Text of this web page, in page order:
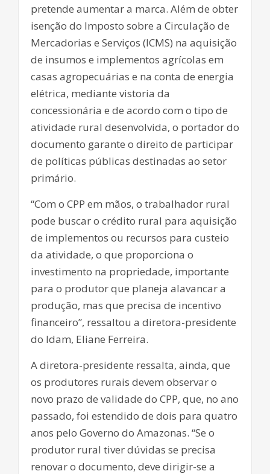
pretende aumentar a marca. Além de obter
isenção do Imposto sobre a Circulação de
Mercadorias e Serviços (ICMS) na aquisição
de insumos e implementos agrícolas em
casas agropecuárias e na conta de energia
elétrica, mediante vistoria da
concessionária e de acordo com o tipo de
atividade rural desenvolvida, o portador do
documento garante o direito de participar
de políticas públicas destinadas ao setor
primário.
“Com o CPP em mãos, o trabalhador rural
pode buscar o crédito rural para aquisição
de implementos ou recursos para custeio
da atividade, o que proporciona o
investimento na propriedade, importante
para o produtor que planeja alavancar a
produção, mas que precisa de incentivo
financeiro”, ressaltou a diretora-presidente
do Idam, Eliane Ferreira.
A diretora-presidente ressalta, ainda, que
os produtores rurais devem observar o
novo prazo de validade do CPP, que, no ano
passado, foi estendido de dois para quatro
anos pelo Governo do Amazonas. “Se o
produtor rural tiver dúvidas se precisa
renovar o documento, deve dirigir-se a